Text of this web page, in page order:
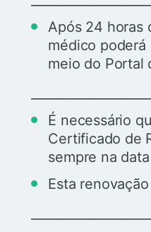
Após 24 horas
médico
meio do Portal
É necessário
Certificado de
sempre na
Esta